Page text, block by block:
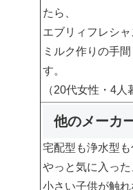
たら、
エブリィフレシャ
ミルク作りの手
す。
（20代女性・4人
他のメーカ
宅配型も浄水型も
やっと気に入っ
小さい子供が触